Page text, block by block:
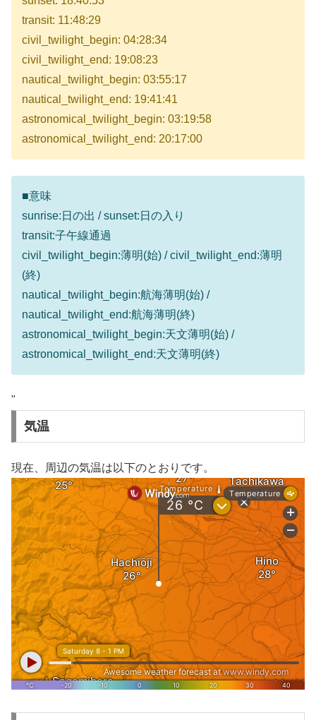
transit: 11:48:29
civil_twilight_begin: 04:28:34
civil_twilight_end: 19:08:23
nautical_twilight_begin: 03:55:17
nautical_twilight_end: 19:41:41
astronomical_twilight_begin: 03:19:58
astronomical_twilight_end: 20:17:00
■意味
sunrise:日の出 / sunset:日の入り
transit:子午線通過
civil_twilight_begin:薄明(始) / civil_twilight_end:薄明
(終)
nautical_twilight_begin:航海薄明(始) /
nautical_twilight_end:航海薄明(終)
astronomical_twilight_begin:天文薄明(始) /
astronomical_twilight_end:天文薄明(終)
"
気温
現在、周辺の気温は以下のとおりです。